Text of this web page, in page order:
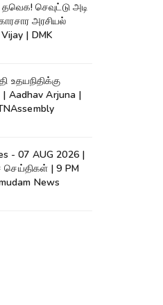
செவுட்டு அடி
அரசியல்
| DMK
உதயநிதிக்கு
- 07 AUG 2026 |
செய்திகள் | 9 PM
News